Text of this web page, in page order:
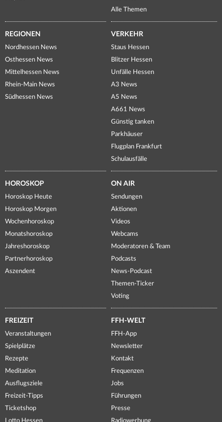
Alle Themen
REGIONEN
Nordhessen News
Osthessen News
Mittelhessen News
Rhein-Main News
Südhessen News
VERKEHR
Staus Hessen
Blitzer Hessen
Unfälle Hessen
A3 News
A5 News
A661 News
Günstig tanken
Parkhäuser
Flugplan Frankfurt
Schulausfälle
HOROSKOP
Horoskop Heute
Horoskop Morgen
Wochenhoroskop
Monatshoroskop
Jahreshoroskop
Partnerhoroskop
Aszendent
ON AIR
Sendungen
Aktionen
Videos
Webcams
Moderatoren & Team
Podcasts
News-Podcast
Themen-Ticker
Voting
FREIZEIT
Veranstaltungen
Spielplätze
Rezepte
Meditation
Ausflugsziele
Freizeit-Tipps
Ticketshop
Lotto Hessen
FFH-WELT
FFH-App
Newsletter
Kontakt
Frequenzen
Jobs
Führungen
Presse
Radiowerbung